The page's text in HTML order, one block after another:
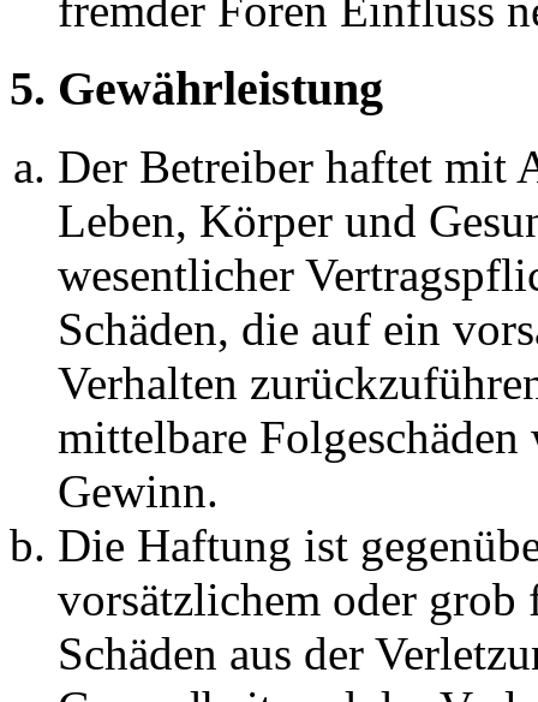
fremder Foren Einfluss
5. Gewährleistung
Der Betreiber haftet mit
Leben, Körper und
wesentlicher
Schäden, die auf ein
Verhalten
mittelbare Folgeschäden
Gewinn.
Die Haftung ist
vorsätzlichem oder grob
Schäden aus der